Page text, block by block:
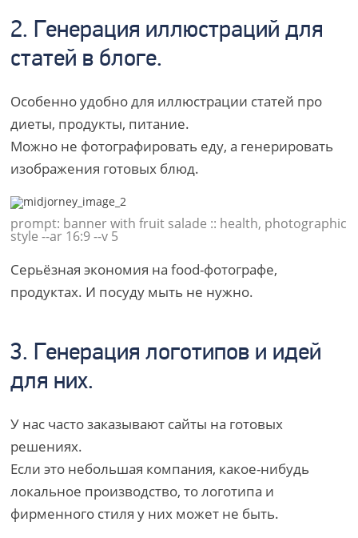
2. Генерация иллюстраций для
статей в блоге.
Особенно удобно для иллюстрации статей про
диеты, продукты, питание.
Можно не фотографировать еду, а генерировать
изображения готовых блюд.
prompt: banner with fruit salade :: health, photographic
style --ar 16:9 --v 5
Серьёзная экономия на food-фотографе,
продуктах. И посуду мыть не нужно.
3. Генерация логотипов и идей
для них.
У нас часто заказывают сайты на готовых
решениях.
Если это небольшая компания, какое-нибудь
локальное производство, то логотипа и
фирменного стиля у них может не быть.